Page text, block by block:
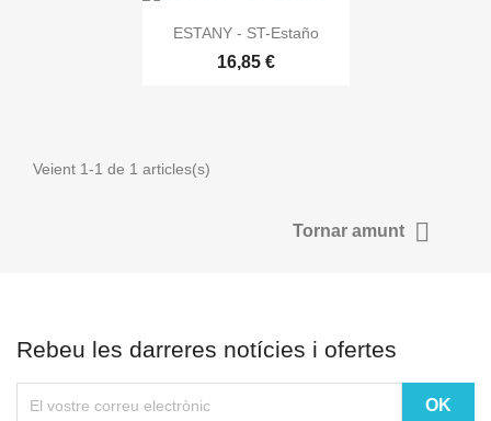
 Vista ràpida
ESTANY - ST-Estaño
16,85 €
Veient 1-1 de 1 articles(s)
Tornar amunt 
Rebeu les darreres notícies i ofertes